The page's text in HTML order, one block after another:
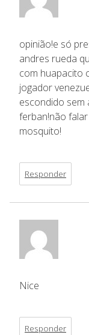
opinião!e só
andres rueda
com huapacito
jogador
escondido sem
ferban!não
mosquito!
Responder
Nice
Responder